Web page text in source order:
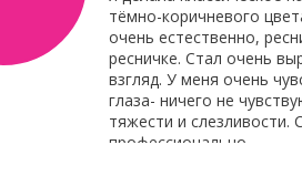
тёмно-коричневого
очень естественно,
ресничке. Стал очень
взгляд. У меня очень
глаза- ничего не
тяжести и слезливости.
профессионально.
бровей- очень аккуратно и